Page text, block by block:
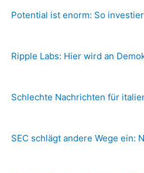
Potential ist enorm: So
Ripple Labs: Hier wird an
Schlechte Nachrichten für
SEC schlägt andere Wege ein: